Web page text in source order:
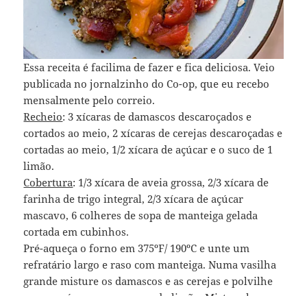
Essa receita é facilima de fazer e fica deliciosa. Veio
publicada no jornalzinho do Co-op, que eu recebo
mensalmente pelo correio.
Recheio: 3 xícaras de damascos descaroçados e
cortados ao meio, 2 xícaras de cerejas descaroçadas e
cortadas ao meio, 1/2 xícara de açúcar e o suco de 1
limão.
Cobertura: 1/3 xícara de aveia grossa, 2/3 xícara de
farinha de trigo integral, 2/3 xícara de açúcar
mascavo, 6 colheres de sopa de manteiga gelada
cortada em cubinhos.
Pré-aqueça o forno em 375ºF/ 190ºC e unte um
refratário largo e raso com manteiga. Numa vasilha
grande misture os damascos e as cerejas e polvilhe